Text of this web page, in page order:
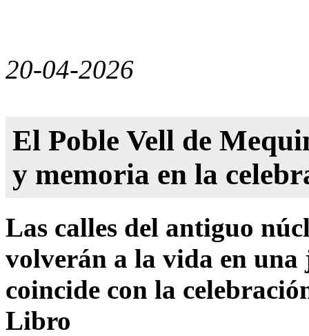
20-04-2026
El Poble Vell de
y memoria en la
Las calles del antiguo
volverán a la vida en
coincide con la
Libro